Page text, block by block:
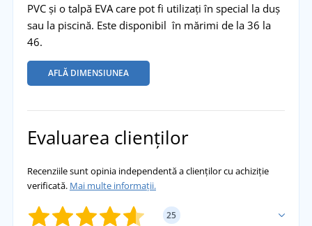
PVC și o talpă EVA care pot fi utilizați în special la duș
sau la piscină. Este disponibil în mărimi de la 36 la
46.
AFLĂ DIMENSIUNEA
Evaluarea clienților
Recenziile sunt opinia independentă a clienților cu achiziție
verificată. Mai multe informații.
25